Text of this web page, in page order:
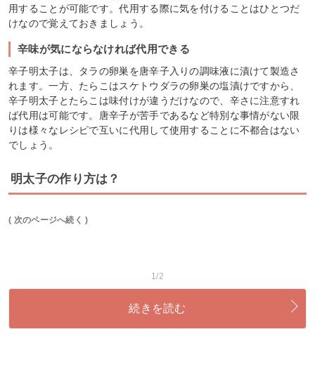
用することが可能です。代用する際に気を付けることはひとつだ
けなので覚えておきましょう。
辛味が気にならなければ代用できる
辛子明太子は、タラの卵巣を唐辛子入りの調味液に漬けて製造さ
れます。一方、たらこはスケトウダラの卵巣の塩漬けですから、
辛子明太子とたらこは味付けが違うだけなので、辛さに注意すれ
ば代用は可能です。唐辛子が苦手であるなど特別な事情がない限
りは様々なレシピで互いに代用して使用することに不都合はない
でしょう。
明太子の作り方は？
( 次のページへ続く )
1/2
続きを読む